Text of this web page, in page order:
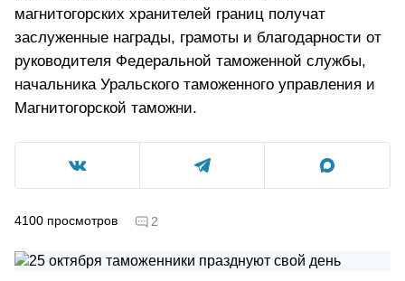
магнитогорских хранителей границ получат
заслуженные награды, грамоты и благодарности от
руководителя Федеральной таможенной службы,
начальника Уральского таможенного управления и
Магнитогорской таможни.
4100 просмотров 2